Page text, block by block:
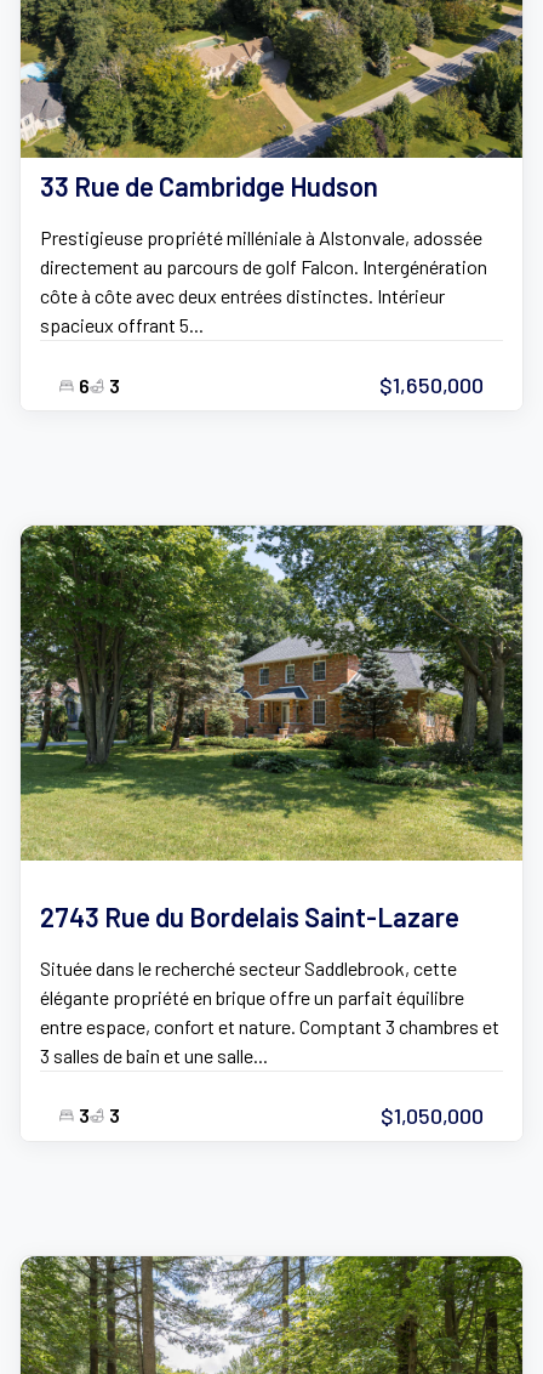
33 Rue de Cambridge Hudson
Prestigieuse propriété milléniale à Alstonvale, adossée
directement au parcours de golf Falcon. Intergénération
côte à côte avec deux entrées distinctes. Intérieur
spacieux offrant 5...
6 3 $1,650,000
2743 Rue du Bordelais Saint-Lazare
Située dans le recherché secteur Saddlebrook, cette
élégante propriété en brique offre un parfait équilibre
entre espace, confort et nature. Comptant 3 chambres et
3 salles de bain et une salle...
3 3 $1,050,000